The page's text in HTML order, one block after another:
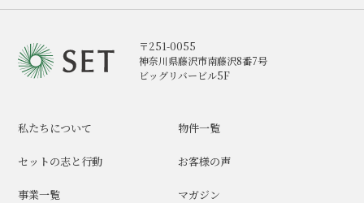
〒251-0055
神奈川県藤沢市南藤沢8番7号
ビッグリバービル5F
私たちについて
セットの志と行動
事業一覧
物件一覧
お客様の声
マガジン